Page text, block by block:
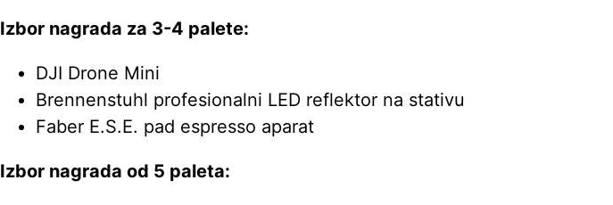
Izbor nagrada za 3-4 palete:
DJI Drone Mini
Brennenstuhl profesionalni LED reflektor na stativu
Faber E.S.E. pad espresso aparat
Izbor nagrada od 5 paleta: